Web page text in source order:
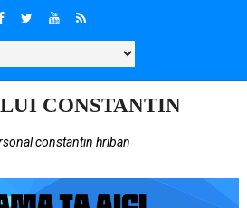
CONSTANTIN
constantin hriban